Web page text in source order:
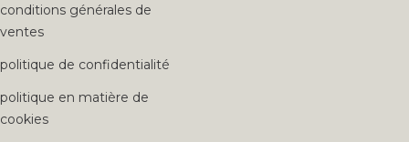
conditions générales de
ventes
politique de confidentialité
politique en matière de
cookies